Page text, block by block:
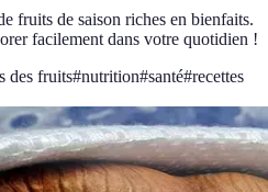
fruits de saison riches en bienfaits.
facilement dans votre quotidien !
des fruits#nutrition#santé#recettes